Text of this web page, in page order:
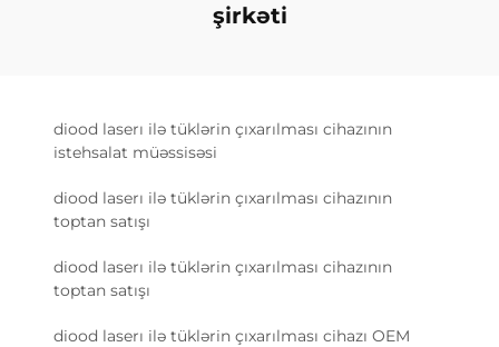
şirkəti
diood laserı ilə tüklərin çıxarılması cihazının
istehsalat müəssisəsi
diood laserı ilə tüklərin çıxarılması cihazının
toptan satışı
diood laserı ilə tüklərin çıxarılması cihazının
toptan satışı
diood laserı ilə tüklərin çıxarılması cihazı OEM